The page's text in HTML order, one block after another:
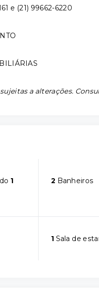
e (21) 99662-6220
a alterações.
1
2 Banheiros
1Sala de